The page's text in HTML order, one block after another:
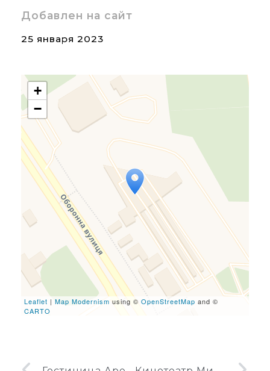
Добавлен на сайт
25 января 2023
Travelers' Map is loading...
If you see this after your
page is loaded completely,
leafletJS files are missing.
+
−
Leaflet | Map Modernism using © OpenStreetMap and ©
CARTO